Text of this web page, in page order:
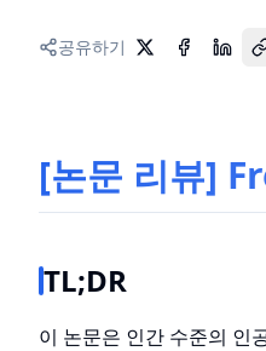
공유하기
[논문 리뷰]
TL;DR
이 논문은 인간 수준의 인